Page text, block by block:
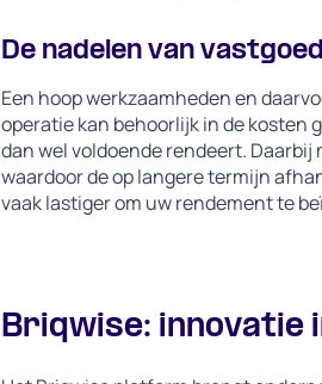
De nadelen van
Een hoop werkzaamheden en
operatie kan behoorlijk in de kosten
dan wel voldoende rendeert. Daarbij
waardoor de op langere termijn
vaak lastiger om uw rendement te
Briqwise: innovatie